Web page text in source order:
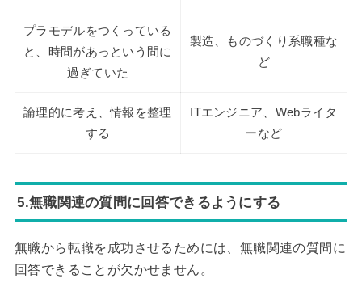
プラモデルをつくっている
と、時間があっという間に
過ぎていた
製造、ものづくり系職種な
ど
論理的に考え、情報を整理
する
ITエンジニア、Webライタ
ーなど
5.無職関連の質問に回答できるようにする
無職から転職を成功させるためには、無職関連の質問に
回答できることが欠かせません。